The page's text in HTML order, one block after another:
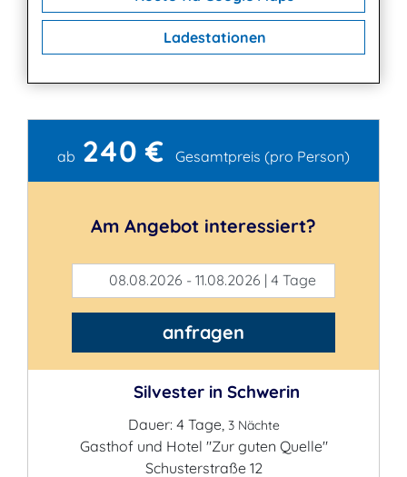
Ladestationen
Kontakt
ab 240 € Gesamtpreis (pro Person)
Am Angebot interessiert?
08.08.2026 - 11.08.2026 | 4 Tage
anfragen
Silvester in Schwerin
Dauer: 4 Tage, 3 Nächte
Gasthof und Hotel "Zur guten Quelle"
Schusterstraße 12